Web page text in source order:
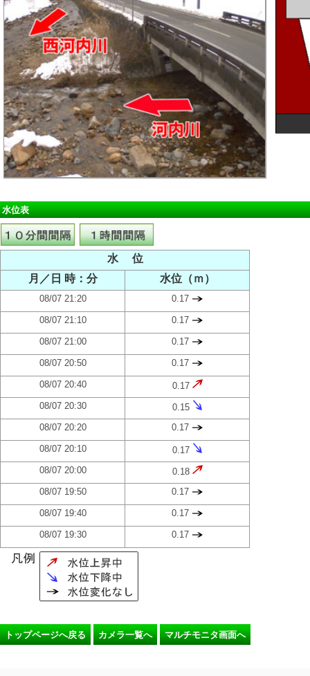
水位表
水 位
月／日 時：分
水位（ｍ）
08/07 21:20 0.17
08/07 21:10 0.17
08/07 21:00 0.17
08/07 20:50 0.17
08/07 20:40
0.17
08/07 20:30
0.15
08/07 20:20
0.17
08/07 20:10
0.17
08/07 20:00
0.18
08/07 19:50
0.17
08/07 19:40 0.17
08/07 19:30 0.17
トップページへ戻る カメラ一覧へ マルチモニタ画面へ